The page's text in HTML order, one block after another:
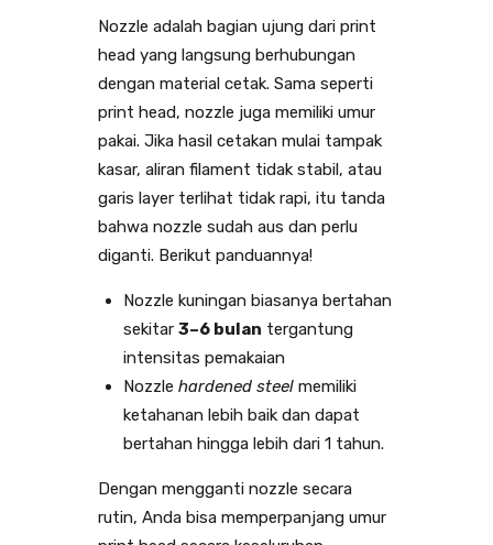
Nozzle adalah bagian ujung dari print
head yang langsung berhubungan
dengan material cetak. Sama seperti
print head, nozzle juga memiliki umur
pakai. Jika hasil cetakan mulai tampak
kasar, aliran filament tidak stabil, atau
garis layer terlihat tidak rapi, itu tanda
bahwa nozzle sudah aus dan perlu
diganti. Berikut panduannya!
Nozzle kuningan biasanya bertahan
sekitar 3–6 bulan tergantung
intensitas pemakaian
Nozzle hardened steelmemiliki
ketahanan lebih baik dan dapat
bertahan hingga lebih dari 1 tahun.
Dengan mengganti nozzle secara
rutin, Anda bisa memperpanjang umur